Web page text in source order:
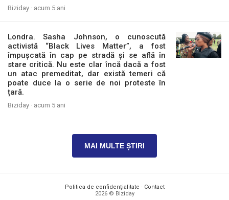
Biziday · acum 5 ani
Londra. Sasha Johnson, o cunoscută
activistă “Black Lives Matter”, a fost
împușcată în cap pe stradă și se află în
stare critică. Nu este clar încă dacă a fost
un atac premeditat, dar există temeri că
poate duce la o serie de noi proteste în
țară.
Biziday · acum 5 ani
MAI MULTE ȘTIRI
Politica de confidențialitate · Contact
2026 © Biziday